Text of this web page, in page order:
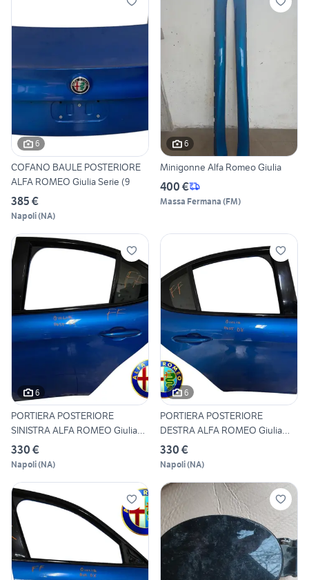
6
COFANO BAULE POSTERIORE
ALFA ROMEO Giulia Serie (9
385 €
Napoli(NA)
6
Minigonne Alfa Romeo Giulia
400 €
Massa Fermana (FM)
6
PORTIERA POSTERIORE
SINISTRA ALFA ROMEO Giulia
Ser
330 €
Napoli(NA)
6
PORTIERA POSTERIORE
DESTRA ALFA ROMEO Giulia
Serie
330 €
Napoli(NA)